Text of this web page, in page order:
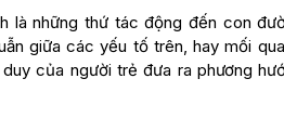
là những thứ tác động đến con
giữa các yếu tố trên, hay mối
của người trẻ đưa ra phương